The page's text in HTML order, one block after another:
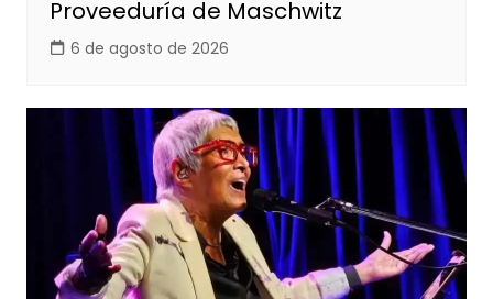
Proveeduría de Maschwitz
6 de agosto de 2026